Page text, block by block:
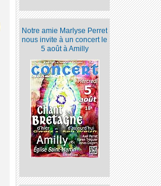
Notre amie Marlyse Perret
nous invite à un concert le
5 août à Amilly